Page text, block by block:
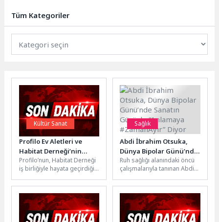
Tüm Kategoriler
Kültür Sanat
Profilo Ev Aletleri ve
Habitat Derneği’nin
İlham Buluşması
İzmir’de Girişimci
Kadınlarla Gençleri Bir
Profilo’nun, Habitat Derneği
iş birliğiyle hayata geçirdiği
kapsamında düzenlenen
İlham...
Sağlık
Abdi İbrahim Otsuka,
Dünya Bipolar Günü’nde
Sanatın Gücüyle
“Anlamaya #ZamanAyır”
Diyor
Ruh sağlığı alanındaki öncü
çalışmalarıyla tanınan Abdi
Mart Dünya Bipolar
Günü’nde...